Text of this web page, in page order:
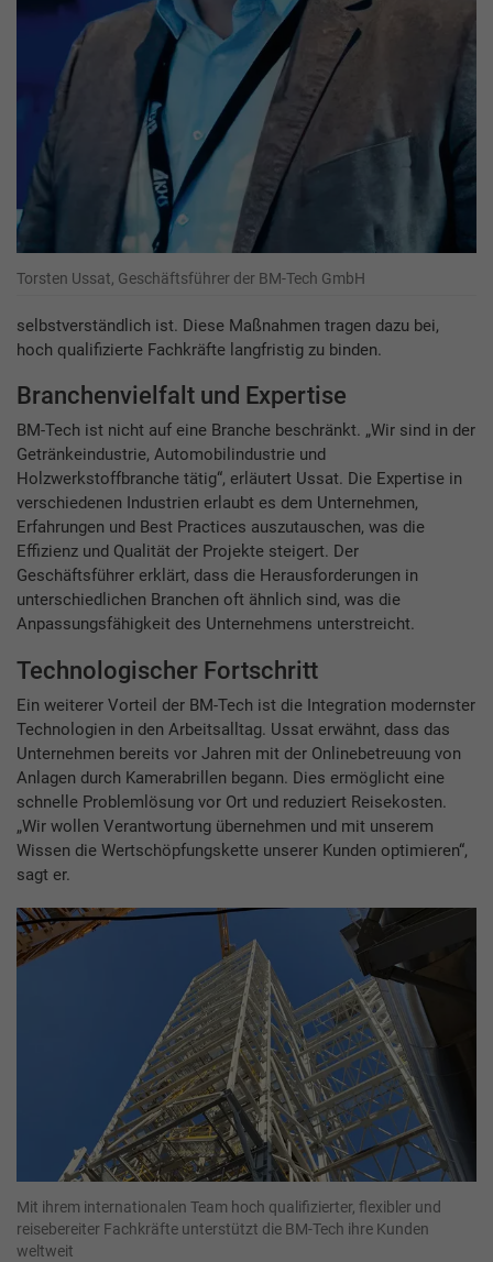
Torsten Ussat, Geschäftsführer der BM-Tech GmbH
selbstverständlich ist. Diese Maßnahmen tragen dazu bei,
hoch qualifizierte Fachkräfte langfristig zu binden.
Branchenvielfalt und Expertise
BM-Tech ist nicht auf eine Branche beschränkt. „Wir sind in der
Getränkeindustrie, Automobilindustrie und
Holzwerkstoffbranche tätig“, erläutert Ussat. Die Expertise in
verschiedenen Industrien erlaubt es dem Unternehmen,
Erfahrungen und Best Practices auszutauschen, was die
Effizienz und Qualität der Projekte steigert. Der
Geschäftsführer erklärt, dass die Herausforderungen in
unterschiedlichen Branchen oft ähnlich sind, was die
Anpassungsfähigkeit des Unternehmens unterstreicht.
Technologischer Fortschritt
Ein weiterer Vorteil der BM-Tech ist die Integration modernster
Technologien in den Arbeitsalltag. Ussat erwähnt, dass das
Unternehmen bereits vor Jahren mit der Onlinebetreuung von
Anlagen durch Kamerabrillen begann. Dies ermöglicht eine
schnelle Problemlösung vor Ort und reduziert Reisekosten.
„Wir wollen Verantwortung übernehmen und mit unserem
Wissen die Wertschöpfungskette unserer Kunden optimieren“,
sagt er.
Mit ihrem internationalen Team hoch qualifizierter, flexibler und
reisebereiter Fachkräfte unterstützt die BM-Tech ihre Kunden
weltweit